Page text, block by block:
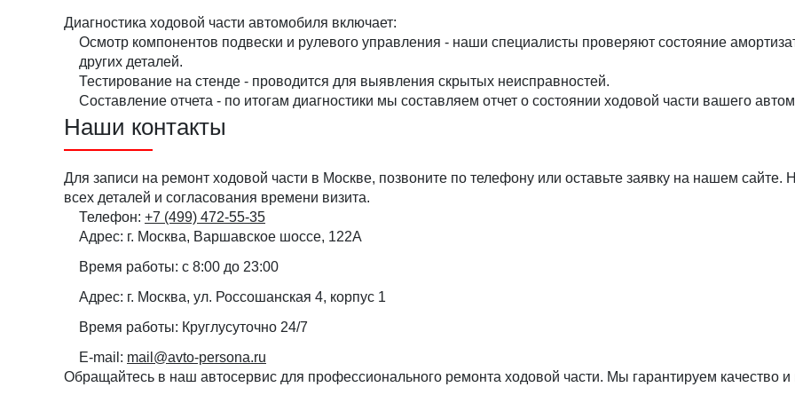
Диагностика ходовой части автомобиля включает:
Осмотр компонентов подвески и рулевого управления - наши специалисты проверяют состояние
других деталей.
Тестирование на стенде - проводится для выявления скрытых неисправностей.
Составление отчета - по итогам диагностики мы составляем отчет о состоянии ходовой части вашего
Наши контакты
Для записи на ремонт ходовой части в Москве, позвоните по телефону или оставьте заявку на нашем
всех деталей и согласования времени визита.
Телефон: +7 (499) 472-55-35
Адрес: г. Москва, Варшавское шоссе, 122А
Время работы: с 8:00 до 23:00
Адрес: г. Москва, ул. Россошанская 4, корпус 1
Время работы: Круглусуточно 24/7
E-mail: mail@avto-persona.ru
Обращайтесь в наш автосервис для профессионального ремонта ходовой части. Мы гарантируем качество